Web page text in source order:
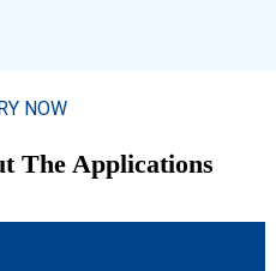
NOW
The Applications